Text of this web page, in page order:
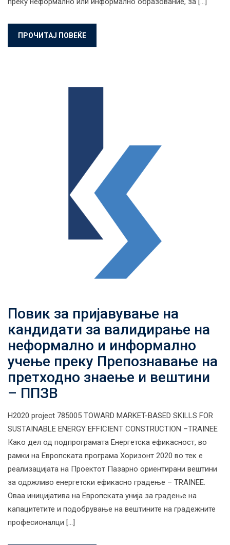
ПРОЧИТАЈ ПОВЕЌЕ
Повик за пријавување на
кандидати за валидирање на
неформално и информално
учење преку Препознавање на
претходно знаење и вештини
– ППЗВ
H2020 project 785005 TOWARD MARKET-BASED SKILLS FOR
SUSTAINABLE ENERGY EFFICIENT CONSTRUCTION –TRAINEE
Како дел од подпрограмата Енергетска ефикасност, во
рамки на Европската програма Хоризонт 2020 во тек е
реализацијата на Проектот Пазарно ориентирани вештини
за одржливо енергетски ефикасно градење – TRAINEE.
Оваа иницијатива на Европската унија за градење на
капацитетите и подобрување на вештините на градежните
професионалци […]